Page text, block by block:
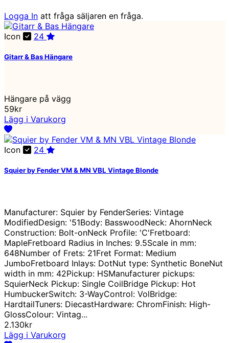
Logga In att fråga säljaren en fråga.
Icon
24
Gitarr & Bas Hängare
Hängare på vägg
59kr
Lägg i Varukorg
Icon 24
Squier by Fender VM & MN VBL Vintage Blonde
Manufacturer: Squier by FenderSeries: Vintage
ModifiedDesign: '51Body: BasswoodNeck: AhornNeck
Construction: Bolt-onNeck Profile: 'C'Fretboard:
MapleFretboard Radius in Inches: 9.5Scale in mm:
648Number of Frets: 21Fret Format: Medium
JumboFretboard Inlays: DotNut type: Synthetic BoneNut
width in mm: 42Pickup: HSManufacturer pickups:
SquierNeck Pickup: Single CoilBridge Pickup: Hot
HumbuckerSwitch: 3-WayControl: VolBridge:
HardtailTuners: DiecastHardware: ChromFinish: High-
GlossColour: Vintag...
2.130kr
Lägg i Varukorg